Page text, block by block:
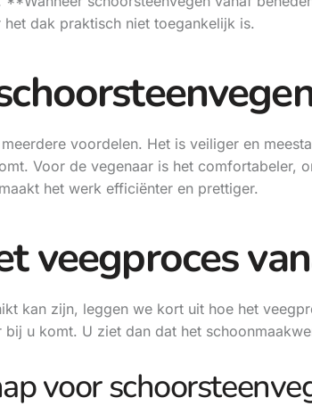
dak praktisch niet toegankelijk is.
voordelen. Het is veiliger en
Voor de vegenaar is het comfortabeler,
het werk efficiënter en prettiger.
veegproces
kan zijn, leggen we kort uit hoe het
bij u komt. U ziet dan dat het
voor